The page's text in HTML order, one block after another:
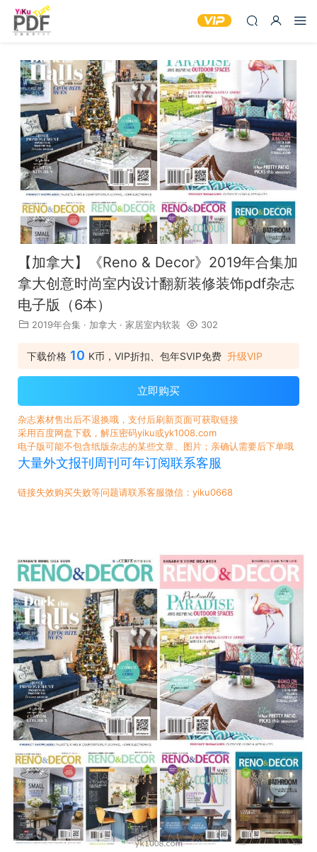
【加拿大】《Reno & Decor》2019年合集加
拿大创意时尚室内设计翻新装修装饰pdf杂志
电子版（6本）
2019年合集 · 加拿大 · 家居室内软装 302
下载价格 10 K币，VIP折扣、包年SVIP免费 升级VIP
立即购买
杂志素材售出后不退换哦，支付后刷新页面可获取链接
采用百度网盘下载，解压密码yiku或yk1008.com
电子版可能不包含纸版杂志的某些文章、图片；亲确认需要后下单哦
大量外文报刊周刊可年订阅联系客服
链接失效购买失败等问题请联系客服微信：yiku0668